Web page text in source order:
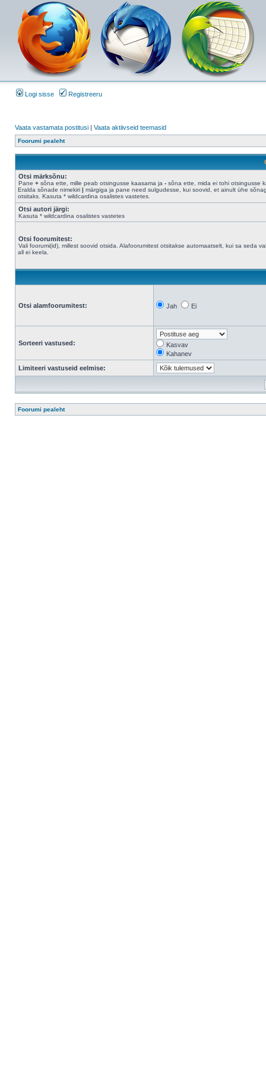
Logi sisse Registreeru
Vaata vastamata postitusi | Vaata aktiivseid teemasid
Foorumi pealeht
Otsi märksõnu:
Pane + sõna ette, mille peab otsingusse kaasama ja - sõna ette, mida ei tohi otsingusse
Eralda sõnade nimekiri | märgiga ja pane need sulgudesse, kui soovid, et ainult ühe
otsitaks. Kasuta * wildcardina osalistes vastetes.
Otsi autori järgi:
Kasuta * wildcardina osalistes vastetes
Otsi foorumitest:
Vali foorumi(id), millest soovid otsida. Alafoorumitest otsitakse automaatselt, kui sa seda
all ei keela.
Otsi alamfoorumitest: Jah Ei
Sorteeri vastused:
Kasvav
Kahanev
Limiteeri vastuseid eelmise:
Foorumi pealeht